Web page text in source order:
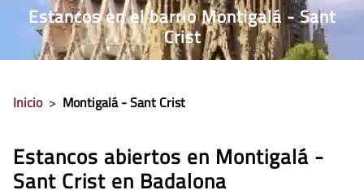
Estancos en el barrio Montigalá - Sant
Crist
Inicio > Montigalá - Sant Crist
Estancos abiertos en Montigalá -
Sant Crist en Badalona